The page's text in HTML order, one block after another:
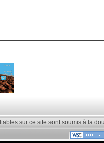
sur ce site sont soumis à la